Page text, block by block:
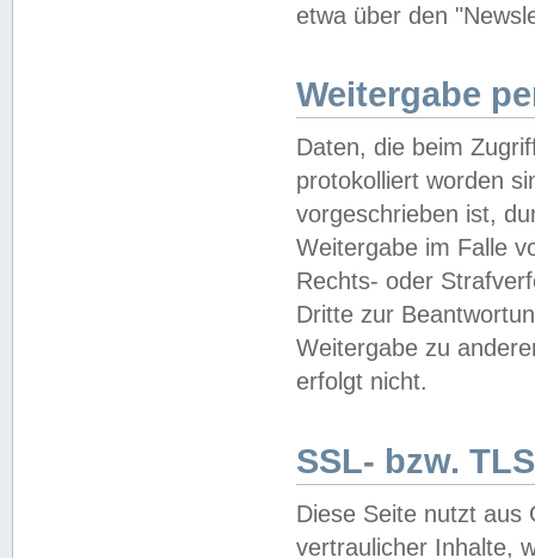
etwa über den
Weitergabe
Daten, die beim
protokolliert worden
vorgeschrieben ist,
Weitergabe im Falle
Rechts- oder
Dritte zur
Weitergabe zu
erfolgt nicht.
SSL- bzw.
Diese Seite nutzt aus
vertraulicher Inhalte,